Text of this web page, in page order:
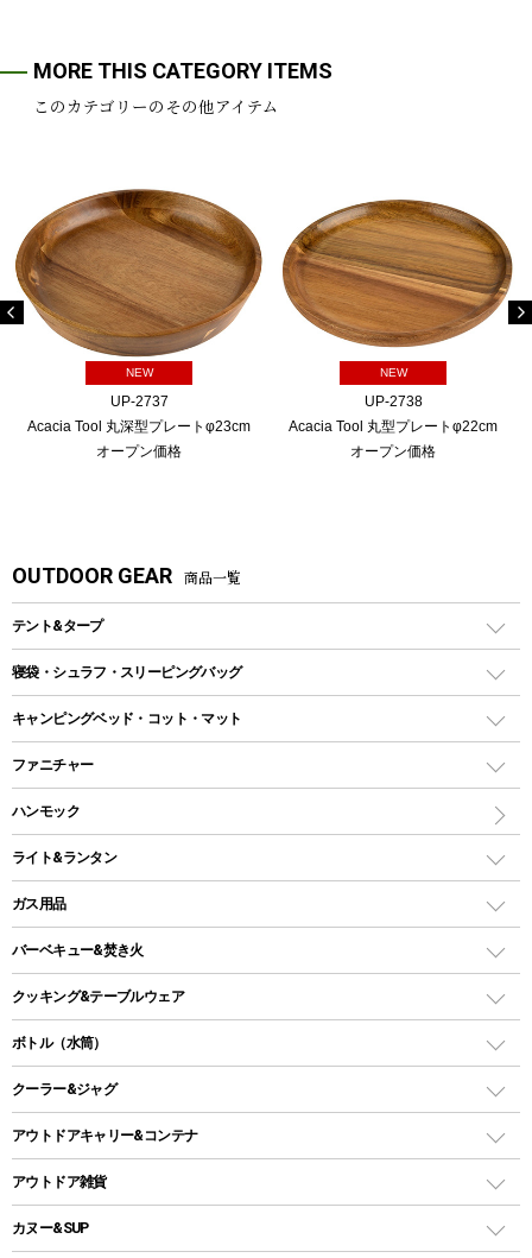
MORE THIS CATEGORY ITEMS
このカテゴリーのその他アイテム
NEW
UP-2737
Acacia Tool 丸深型プレートφ23cm
オープン価格
NEW
UP-2738
Acacia Tool 丸型プレートφ22cm
オープン価格
OUTDOOR GEAR 商品一覧
テント&タープ
テント
ツールームテント
ワンポールテント
シェルターテント
ロッジ型・オリジナルテント
タープ
スクエアタープ（レクタタープ）
メッシュタープ
自立式タープ
パラソル
テントアクセサリー
ペグ
寝袋・シュラフ・スリーピングバッグ
レクタングラー型（封筒型）シュラフ
インナーシュラフ
キャンピングベッド・コット・マット
キャンピングベッド・コット
インフレータブルマット
ファニチャー
アウトドアテーブル
レジャーシート
ハンモック
ライト&ランタン
LEDランタン
ガスランタン
オイルランタン
LEDライト
ヘッドライト
キャンドル
ガス用品
ガスバーナー
ガス缶
ガストーチ、ライター
バーベキュー&焚き火
バーベキューコンロ、グリル
焚き火台タイプ（ロースタイル）グリル
卓上タイプグリル
パーティータイプグリル
鉄板、アミ
クッキング&テーブルウェア
ダッチオーブン
ホットサンドメーカー
クッカーセット
シェラカップ
ボトル（水筒）
ステンレスボトル
コップ付きタイプ
ワンタッチタイプ
プラスチックボトル
クーラー&ジャグ
クーラーボックス
クーラーバッグ
ウォータージャグ
アウトドアキャリー&コンテナ
アウトドアキャリー
アウトドア雑貨
バックパック&バッグ
カヌー&SUP